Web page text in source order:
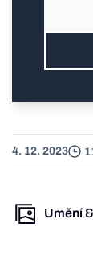
4. 12. 2023
Umění